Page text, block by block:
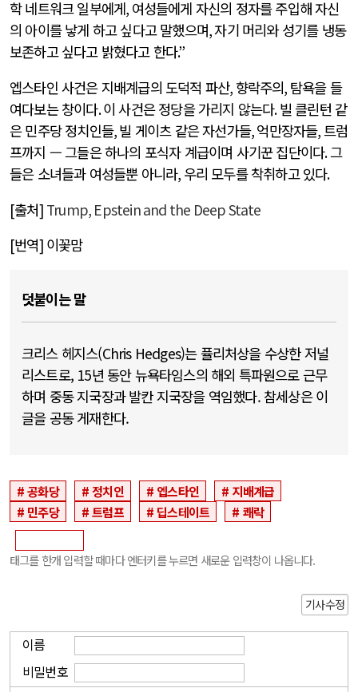
학 네트워크 일부에게, 여성들에게 자신의 정자를 주입해 자신
의 아이를 낳게 하고 싶다고 말했으며,자기 머리와 성기를 냉동
보존하고 싶다고 밝혔다고 한다.”
엡스타인 사건은 지배계급의 도덕적 파산, 향락주의, 탐욕을 들
여다보는 창이다.이 사건은 정당을 가리지 않는다.빌 클린턴 같
은 민주당 정치인들,빌 게이츠 같은 자선가들,억만장자들,트럼
프까지 — 그들은 하나의 포식자 계급이며 사기꾼 집단이다.그
들은 소녀들과 여성들뿐 아니라, 우리 모두를 착취하고 있다.
[출처] Trump, Epstein and the Deep State
[번역] 이꽃맘
덧붙이는 말
크리스 헤지스(Chris Hedges)는 퓰리처상을 수상한 저널
리스트로, 15년 동안 뉴욕타임스의 해외 특파원으로 근무
하며 중동 지국장과 발칸 지국장을 역임했다. 참세상은 이
글을 공동 게재한다.
공화당 정치인 엡스타인
지배계급
민주당
트럼프 딥스테이트 쾌락
태그를 한개 입력할 때마다 엔터키를 누르면 새로운 입력창이 나옵니다.
기사수정
이름
비밀번호